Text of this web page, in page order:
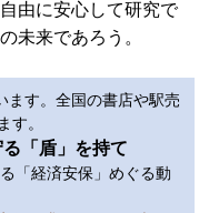
由に安心して研究で
未来であろう。
ます。全国の書店や駅売
す。
「盾」を持て
経済安保」めぐる動